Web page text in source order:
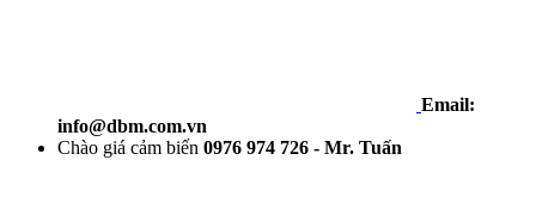
Email:
info@dbm.com.vn
Chào giá cảm biến 0976 974 726 - Mr. Tuấn